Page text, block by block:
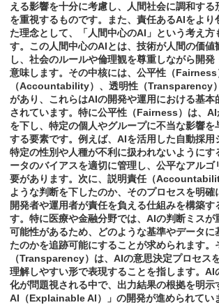
える影響を十分に考慮し、人間社会に調和する
を重視するものです。また、責任あるAIをより
た理念として、「人間中心のAI」という考え方
す。この人間中心のAIとは、技術が人間の価値
し、社会のルールや倫理観を尊重しながら開
意味します。その中核には、公平性（
（Accountability）、透明性（Transparency
があり、これらはAIの開発や運用における基本
されています。特に公平性（Fairness）は、
を下し、特定の個人やグループに不当な影響を
する要素です。例えば、AIを活用した自動採用
特定の性別や人種が不利に扱われないようにす
ータのバイアスを適切に管理し、公平なアルゴ
要があります。次に、説明責任（
ような判断を下したのか、そのプロセスを明確
開発者や運用者が責任を負える仕組みを構築す
す。特に医療や金融分野では、AIの判断ミスが
可能性があるため、どのような基準やデータに
たのかを追跡可能にすることが求められます。
（Transparency）は、AIの意思決定プロセス
理解しやすい形で表現することを指します。AI
化が問題視される中で、出力結果の根拠を明示
AI（Explainable AI）」の開発が進められてい